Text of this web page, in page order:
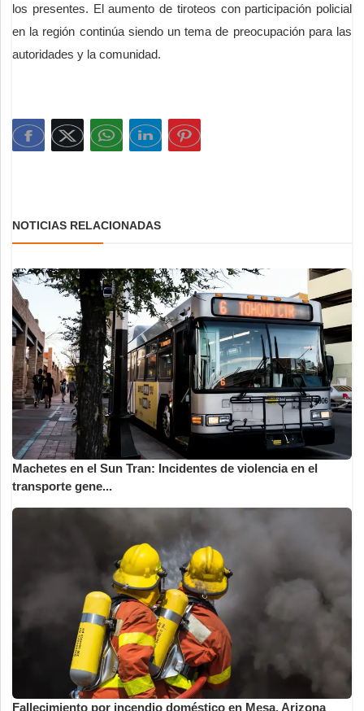
los presentes. El aumento de tiroteos con participación policial
en la región continúa siendo un tema de preocupación para las
autoridades y la comunidad.
NOTICIAS RELACIONADAS
Machetes en el Sun Tran: Incidentes de violencia en el
transporte gene...
Fallecimiento por incendio doméstico en Mesa, Arizona